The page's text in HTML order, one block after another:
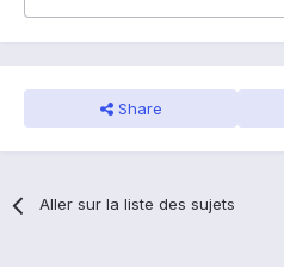
Share
Aller sur la liste des sujets